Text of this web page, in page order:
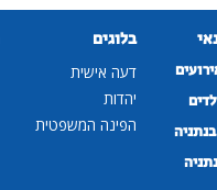
בלוגים
דעה אישית
יהדות
הפינה המשפטית